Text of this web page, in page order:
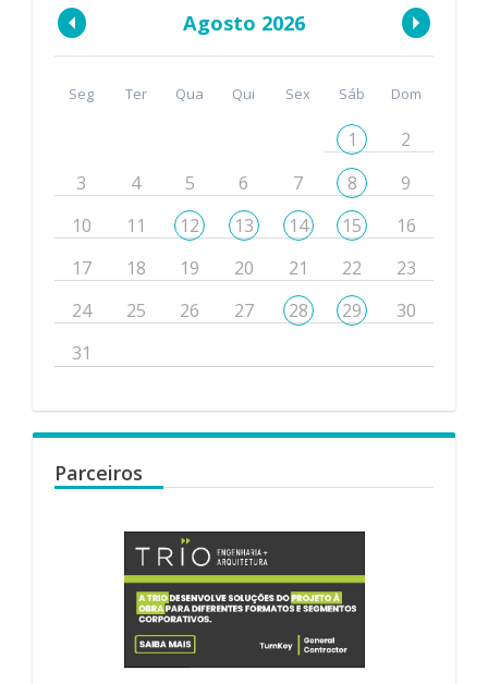
Agosto 2026
Seg Ter Qua Qui Sex Sáb Dom
1
2
3
4 5 6 7 8
9
10
11 12 13 14 15
16
17
18 19 20 21 22
23
24
25 26 27 28 29
30
31
Parceiros